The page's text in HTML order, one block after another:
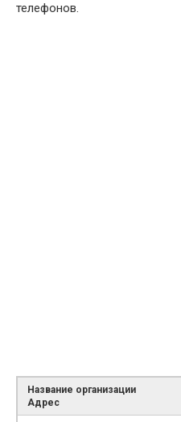
телефонов.
Название организации
Адрес